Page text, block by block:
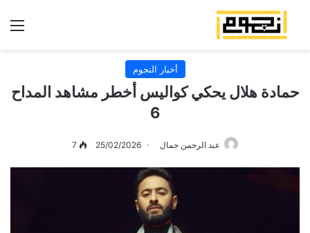
أخبار النجوم
حمادة هلال يحكي كواليس أخطر مشاهد المداح
6
عبد الرحمن جمال 25/02/2026
7